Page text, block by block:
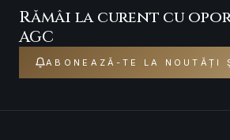
Rămâi la curent cu
AGC
ABONEAZĂ-TE LA NOUTĂȚI